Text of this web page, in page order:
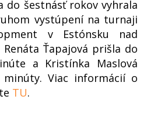
do šestnásť rokov vyhrala
vystúpení na turnaji
v Estónsku nad
Renáta Ťapajová prišla do
a Kristínka Maslová
Viac informácií o
TU.